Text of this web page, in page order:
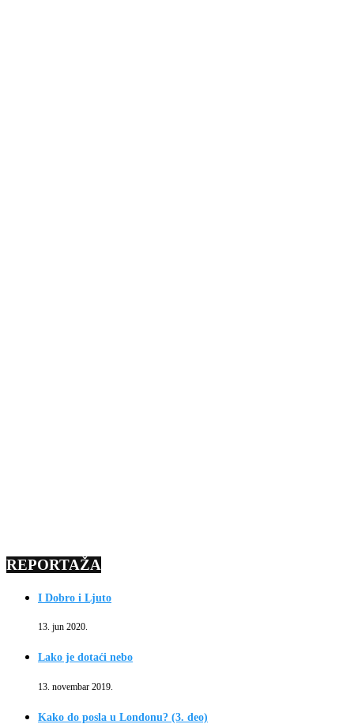
REPORTAŽA
I Dobro i Ljuto
13. jun 2020.
Lako je dotaći nebo
13. novembar 2019.
Kako do posla u Londonu? (3. deo)